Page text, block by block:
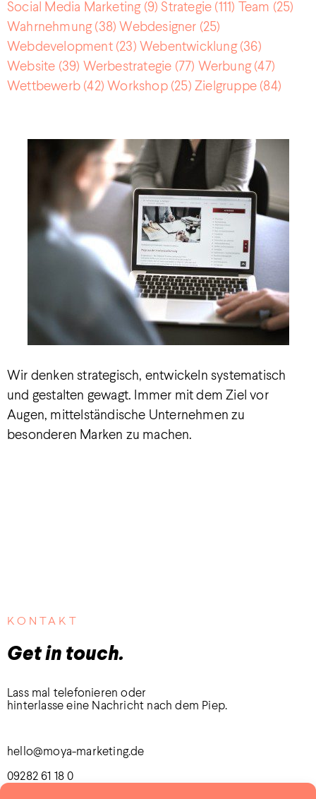
Social Media Marketing(9) Strategie (111) Team (25)
Wahrnehmung(38) Webdesigner (25)
Webdevelopment(23) Webentwicklung(36)
Website (39) Werbestrategie (77) Werbung(47)
Wettbewerb (42) Workshop(25) Zielgruppe (84)
Wir denken strategisch, entwickeln systematisch
und gestalten gewagt. Immer mit dem Ziel vor
Augen, mittelständische Unternehmen zu
besonderen Marken zu machen.
KONTAKT
Get in touch.
Lass mal telefonieren oder
hinterlasse eine Nachricht nach dem Piep.
hello@moya-marketing.de
09282 61 18 0